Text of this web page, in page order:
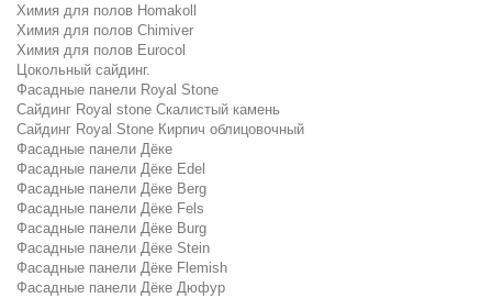
Химия для полов Homakoll
Химия для полов Chimiver
Химия для полов Eurocol
Цокольный сайдинг.
Фасадные панели Royal Stone
Сайдинг Royal stone Скалистый камень
Сайдинг Royal Stone Кирпич облицовочный
Фасадные панели Дёке
Фасадные панели Дёке Edel
Фасадные панели Дёке Berg
Фасадные панели Дёке Fels
Фасадные панели Дёке Burg
Фасадные панели Дёке Stein
Фасадные панели Дёке Flemish
Фасадные панели Дёке Дюфур